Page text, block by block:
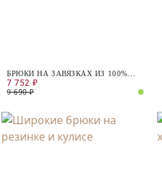
БРЮКИ НА ЗАВЯЗКАХ ИЗ 100%
ЛЬНА
7 752 ₽
9 690 ₽